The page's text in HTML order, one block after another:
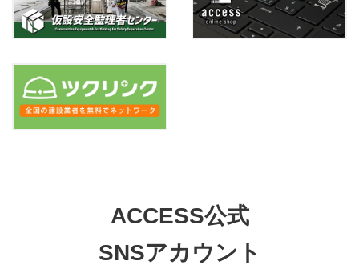
ACCESS公式
SNSアカウント